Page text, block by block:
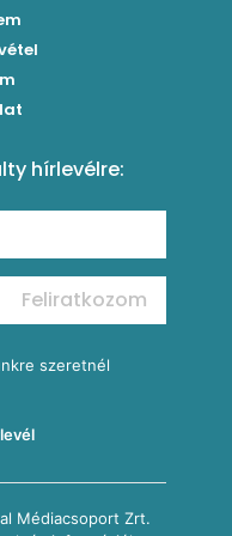
garnélanyársakkal
hírlevélre:
Feliratkozom
szeretnél
Médiacsoport Zrt.